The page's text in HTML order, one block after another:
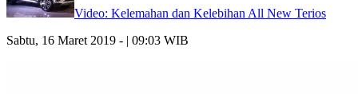
Video: Kelemahan dan Kelebihan All New Terios
Sabtu, 16 Maret 2019 - | 09:03 WIB